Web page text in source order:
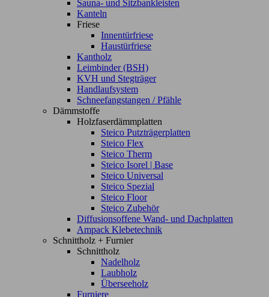
Sauna- und Sitzbankleisten
Kanteln
Friese
Innentürfriese
Haustürfriese
Kantholz
Leimbinder (BSH)
KVH und Stegträger
Handlaufsystem
Schneefangstangen / Pfähle
Dämmstoffe
Holzfaserdämmplatten
Steico Putzträgerplatten
Steico Flex
Steico Therm
Steico Isorel | Base
Steico Universal
Steico Spezial
Steico Floor
Steico Zubehör
Diffusionsoffene Wand- und Dachplatten
Ampack Klebetechnik
Schnittholz + Furnier
Schnittholz
Nadelholz
Laubholz
Überseeholz
Furniere